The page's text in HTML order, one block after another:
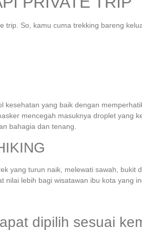
trip. So, kamu cuma trekking bareng
kesehatan yang baik dengan
mencegah masuknya droplet yang
bahagia dan tenang.
yang turun naik, melewati sawah,
lebih bagi wisatawan ibu kota yang
dipilih sesuai